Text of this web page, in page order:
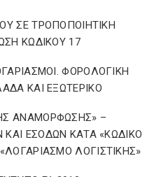
ΣΕ ΤΡΟΠΟΠΟΙΗΤΙΚΗ
ΚΩΔΙΚΟΥ 17
ΦΟΡΟΛΟΓΙΚΗ
ΚΑΙ ΕΞΩΤΕΡΙΚΟ
ΑΝΑΜΟΡΦΩΣΗΣ» –
ΕΣΟΔΩΝ ΚΑΤΑ «ΚΩΔΙΚΟ
ΛΟΓΙΣΤΙΚΗΣ»